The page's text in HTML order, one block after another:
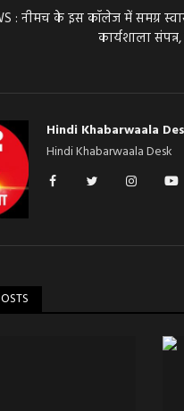
: नीमच के इस कॉलेज में समग्र
कार्यशाला
Hindi Khabarwaala
Hindi Khabarwaala Desk